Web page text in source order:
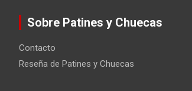
Sobre Patines y Chuecas
Contacto
Reseña de Patines y Chuecas